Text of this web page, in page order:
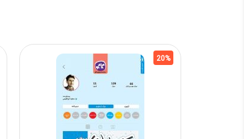
20%